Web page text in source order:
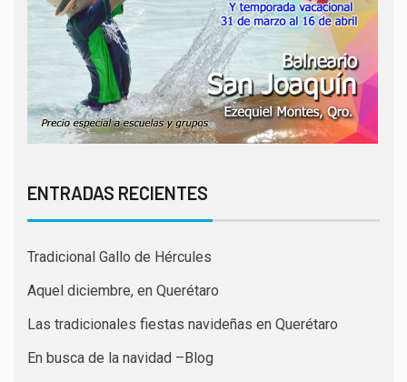
ENTRADAS RECIENTES
Tradicional Gallo de Hércules
Aquel diciembre, en Querétaro
Las tradicionales fiestas navideñas en Querétaro
En busca de la navidad –Blog